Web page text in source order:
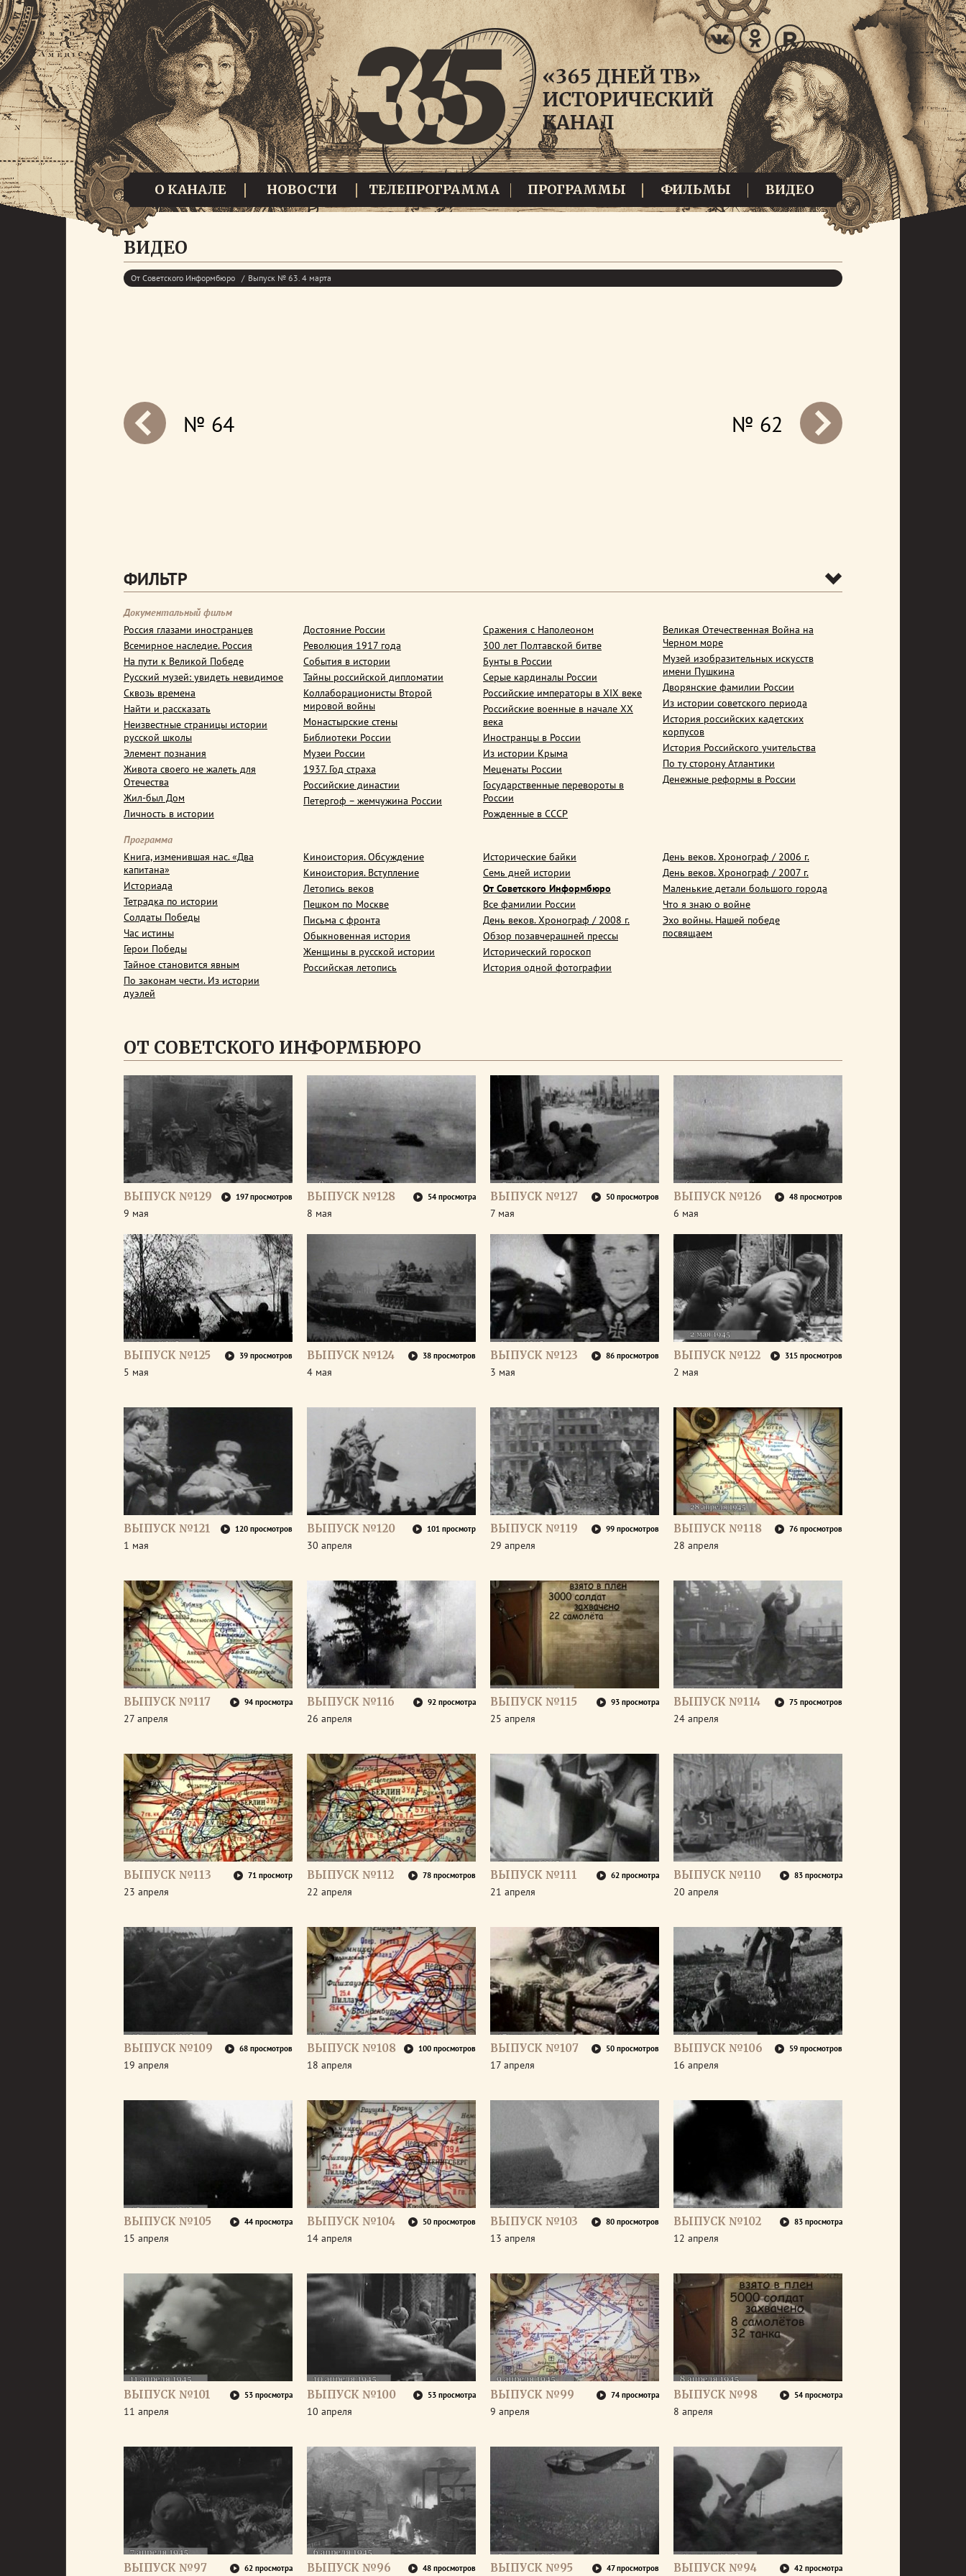
О КАНАЛЕ НОВОСТИ ТЕЛЕПРОГРАММА ПРОГРАММЫ ФИЛЬМЫ ВИДЕО
ВИДЕО
От Советского Информбюро Выпуск № 63. 4 марта
prev
№ 62
№ 64
ФИЛЬТР
Документальный фильм
Россия глазами иностранцев
Всемирное наследие. Россия
На пути к Великой Победе
Русский музей: увидеть невидимое
Сквозь времена
Найти и рассказать
Неизвестные страницы истории
русской школы
Элемент познания
Живота своего не жалеть для
Отечества
Жил-был Дом
Личность в истории
Достояние России
Революция 1917 года
События в истории
Тайны российской дипломатии
Коллаборационисты Второй
мировой войны
Монастырские стены
Библиотеки России
Музеи России
1937. Год страха
Российские династии
Петергоф – жемчужина России
Сражения с Наполеоном
300 лет Полтавской битве
Бунты в России
Серые кардиналы России
Российские императоры в XIX веке
Российские военные в начале ХХ
века
Иностранцы в России
Из истории Крыма
Меценаты России
Государственные перевороты в
России
Рожденные в СССР
Великая Отечественная Война на
Черном море
Музей изобразительных искусств
имени Пушкина
Дворянские фамилии России
Из истории советского периода
История российских кадетских
корпусов
История Российского учительства
По ту сторону Атлантики
Денежные реформы в России
Программа
Книга, изменившая нас. «Два
капитана»
Историада
Тетрадка по истории
Солдаты Победы
Час истины
Герои Победы
Тайное становится явным
По законам чести. Из истории
дуэлей
Киноистория. Обсуждение
Киноистория. Вступление
Летопись веков
Пешком по Москве
Письма с фронта
Обыкновенная история
Женщины в русской истории
Российская летопись
Исторические байки
Семь дней истории
От Советского Информбюро
Все фамилии России
День веков. Хронограф / 2008 г.
Обзор позавчерашней прессы
Исторический гороскоп
История одной фотографии
День веков. Хронограф / 2006 г.
День веков. Хронограф / 2007 г.
Маленькие детали большого города
Что я знаю о войне
Эхо войны. Нашей победе
посвящаем
ОТ СОВЕТСКОГО ИНФОРМБЮРО
ВЫПУСК №129 197 просмотров
9 мая
ВЫПУСК №128 54 просмотра
8 мая
ВЫПУСК №127 50 просмотров
7 мая
ВЫПУСК №126 48 просмотров
6 мая
ВЫПУСК №125 39 просмотров
5 мая
ВЫПУСК №124 38 просмотров
4 мая
ВЫПУСК №123 86 просмотров
3 мая
ВЫПУСК №122 315 просмотров
2 мая
ВЫПУСК №121 120 просмотров
1 мая
ВЫПУСК №120 101 просмотр
30 апреля
ВЫПУСК №119 99 просмотров
29 апреля
ВЫПУСК №118 76 просмотров
28 апреля
ВЫПУСК №117 94 просмотра
27 апреля
ВЫПУСК №116 92 просмотра
26 апреля
ВЫПУСК №115 93 просмотра
25 апреля
ВЫПУСК №114 75 просмотров
24 апреля
ВЫПУСК №113 71 просмотр
23 апреля
ВЫПУСК №112 78 просмотров
22 апреля
ВЫПУСК №111 62 просмотра
21 апреля
ВЫПУСК №110 83 просмотра
20 апреля
ВЫПУСК №109 68 просмотров
19 апреля
ВЫПУСК №108 100 просмотров
18 апреля
ВЫПУСК №107 50 просмотров
17 апреля
ВЫПУСК №106 59 просмотров
16 апреля
ВЫПУСК №105 44 просмотра
15 апреля
ВЫПУСК №104 50 просмотров
14 апреля
ВЫПУСК №103 80 просмотров
13 апреля
ВЫПУСК №102 83 просмотра
12 апреля
ВЫПУСК №101 53 просмотра
11 апреля
ВЫПУСК №100 53 просмотра
10 апреля
ВЫПУСК №99 74 просмотра
9 апреля
ВЫПУСК №98 54 просмотра
8 апреля
ВЫПУСК №97 62 просмотра ВЫПУСК №96 48 просмотров ВЫПУСК №95 47 просмотров ВЫПУСК №94 42 просмотра